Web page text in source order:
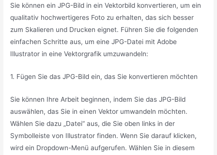
Sie können ein JPG-Bild in ein Vektorbild konvertieren, um ein
qualitativ hochwertigeres Foto zu erhalten, das sich besser
zum Skalieren und Drucken eignet. Führen Sie die folgenden
einfachen Schritte aus, um eine JPG-Datei mit Adobe
Illustrator in eine Vektorgrafik umzuwandeln:
1. Fügen Sie das JPG-Bild ein, das Sie konvertieren möchten
Sie können Ihre Arbeit beginnen, indem Sie das JPG-Bild
auswählen, das Sie in einen Vektor umwandeln möchten.
Wählen Sie dazu „Datei“ aus, die Sie oben links in der
Symbolleiste von Illustrator finden. Wenn Sie darauf klicken,
wird ein Dropdown-Menü aufgerufen. Wählen Sie in diesem